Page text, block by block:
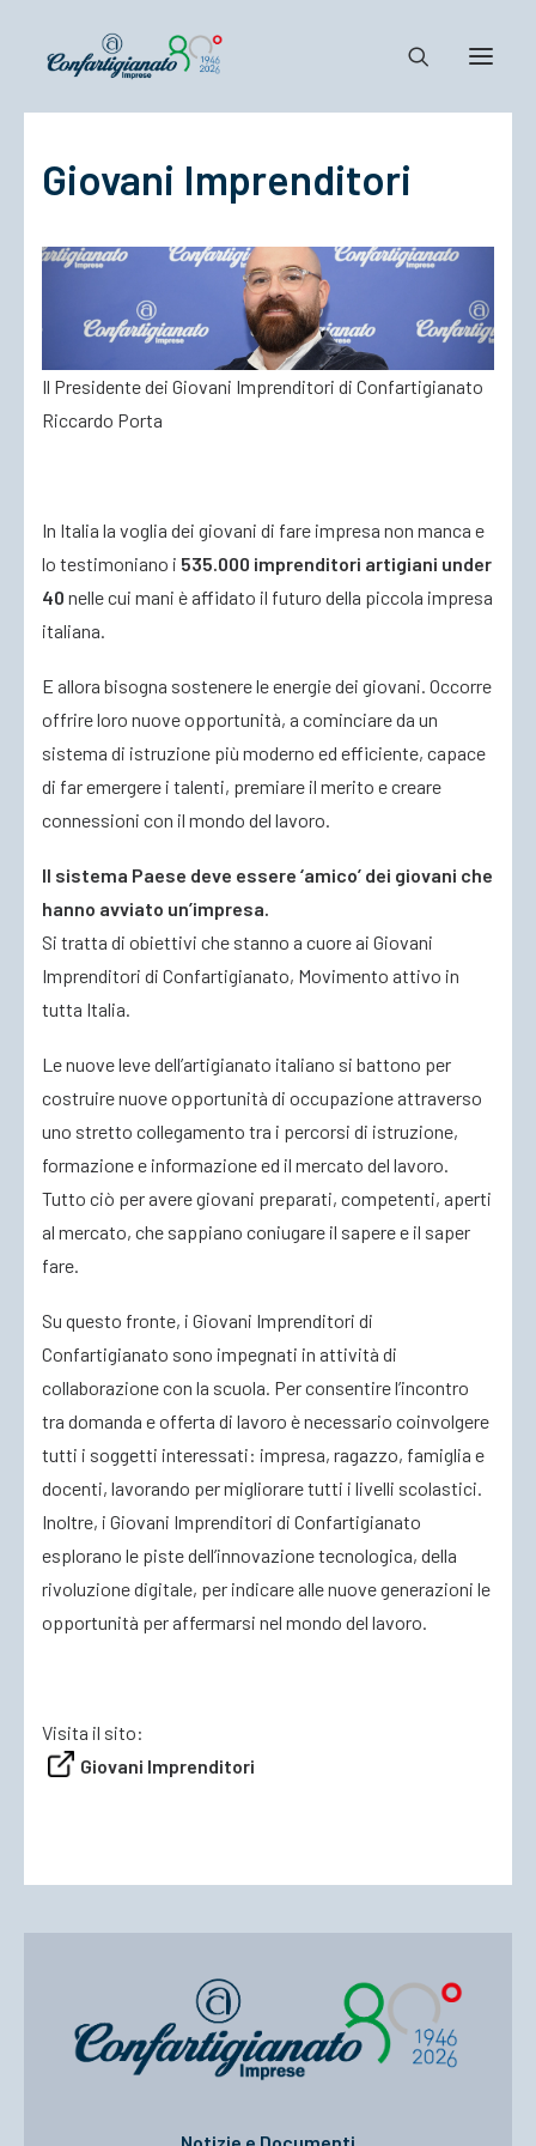
Notizie e Documenti
Dove siamo
Cosa Facciamo
Associarsi
ACCEDI
Giovani Imprenditori
Il Presidente dei Giovani Imprenditori di Confartigianato
Riccardo Porta
In Italia la voglia dei giovani di fare impresa non manca e
lo testimoniano i 535.000 imprenditori artigiani under
40 nelle cui mani è affidato il futuro della piccola impresa
italiana.
E allora bisogna sostenere le energie dei giovani. Occorre
offrire loro nuove opportunità, a cominciare da un
sistema di istruzione più moderno ed efficiente, capace
di far emergere i talenti, premiare il merito e creare
connessioni con il mondo del lavoro.
Il sistema Paese deve essere ‘amico’ dei giovani che
hanno avviato un’impresa.
Si tratta di obiettivi che stanno a cuore ai Giovani
Imprenditori di Confartigianato, Movimento attivo in
tutta Italia.
Le nuove leve dell’artigianato italiano si battono per
costruire nuove opportunità di occupazione attraverso
uno stretto collegamento tra i percorsi di istruzione,
formazione e informazione ed il mercato del lavoro.
Tutto ciò per avere giovani preparati, competenti, aperti
al mercato, che sappiano coniugare il sapere e il saper
fare.
Su questo fronte, i Giovani Imprenditori di
Confartigianato sono impegnati in attività di
collaborazione con la scuola. Per consentire l’incontro
tra domanda e offerta di lavoro è necessario coinvolgere
tutti i soggetti interessati: impresa, ragazzo, famiglia e
docenti, lavorando per migliorare tutti i livelli scolastici.
Inoltre, i Giovani Imprenditori di Confartigianato
esplorano le piste dell’innovazione tecnologica, della
rivoluzione digitale, per indicare alle nuove generazioni le
opportunità per affermarsi nel mondo del lavoro.
Visita il sito:
Giovani Imprenditori